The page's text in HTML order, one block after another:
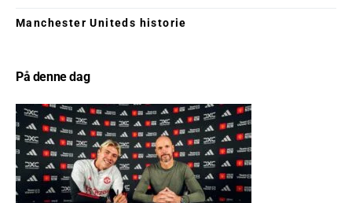
Manchester Uniteds historie
På denne dag